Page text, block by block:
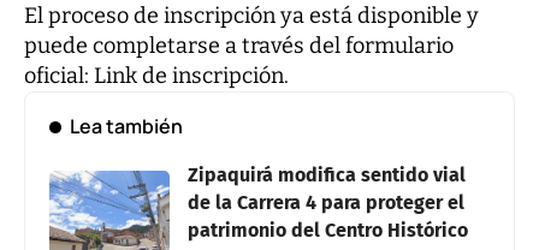
El proceso de inscripción ya está disponible y
puede completarse a través del formulario
oficial: Link de inscripción.
Lea también
Zipaquirá modifica sentido vial
de la Carrera 4 para proteger el
patrimonio del Centro Histórico